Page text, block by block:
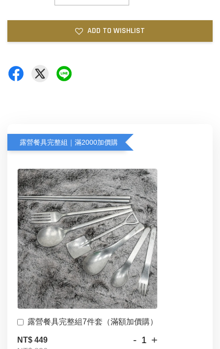
ADD TO WISHLIST
露營餐具完整組｜滿2000加價購
露營餐具完整組7件套（滿額加價購）
NT$ 449
- +